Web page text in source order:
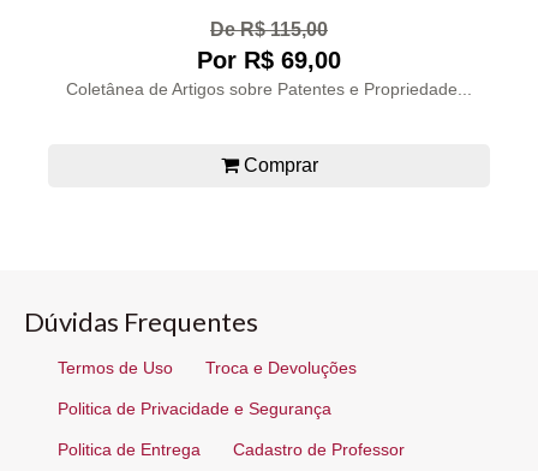
De R$ 115,00
Por R$ 69,00
Coletânea de Artigos sobre Patentes e Propriedade...
Comprar
Dúvidas Frequentes
Termos de Uso Troca e Devoluções
Politica de Privacidade e Segurança
Politica de Entrega Cadastro de Professor